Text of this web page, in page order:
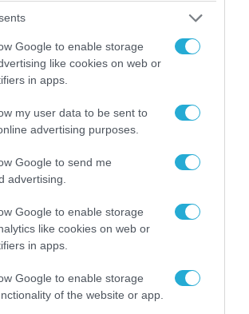
Google to enable storage
like cookies on web or
in apps.
my user data to be sent to
advertising purposes.
Google to send me
advertising.
Google to enable storage
like cookies on web or
in apps.
Google to enable storage
of the website or app.
«τέλειωσε» τον
Ζούλα από τον ΣΚΑΪ – Ο λόγος της
του
ελεύθερα πεζοδρόμια» στην